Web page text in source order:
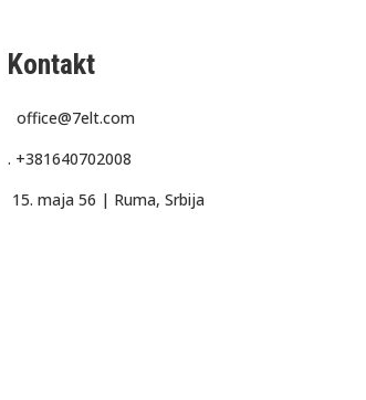
Kontakt
office@7elt.com
. +381640702008
15. maja 56 | Ruma, Srbija